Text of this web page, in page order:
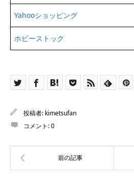
Yahooショッピング
ホビーストック
投稿者: kimetsufan
コメント:0